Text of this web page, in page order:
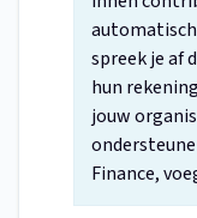
spreek je af
hun
jouw
Finance,